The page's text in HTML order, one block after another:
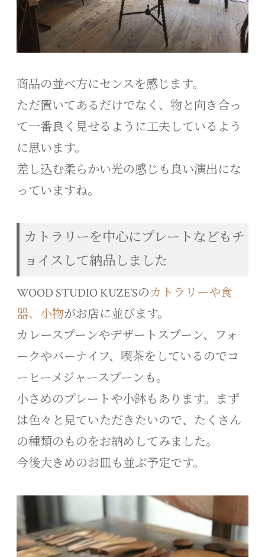
商品の並べ方にセンスを感じます。
ただ置いてあるだけでなく、物と向き合っ
て一番良く見せるように工夫しているよう
に思います。
差し込む柔らかい光の感じも良い演出にな
っていますね。
カトラリーを中心にプレートなどもチ
ョイスして納品しました
WOOD STUDIO KUZE’Sのカトラリーや食
器、小物がお店に並びます。
カレースプーンやデザートスプーン、フォ
ークやバーナイフ、喫茶をしているのでコ
ーヒーメジャースプーンも。
小さめのプレートや小鉢もあります。まず
は色々と見ていただきたいので、たくさん
の種類のものをお納めしてみました。
今後大きめのお皿も並ぶ予定です。